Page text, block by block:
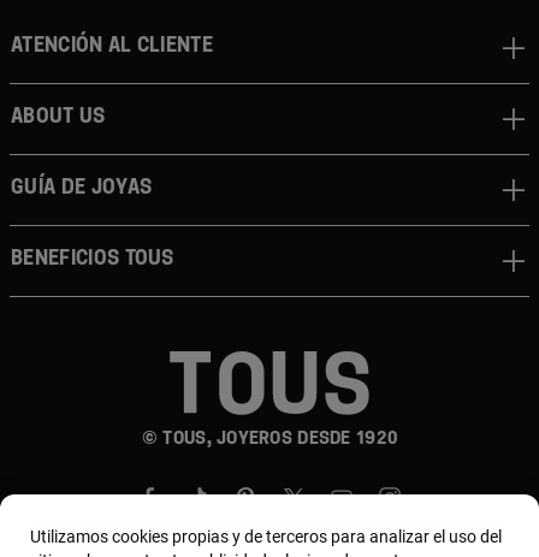
© TOUS, JOYEROS DESDE 1920
Atención al cliente
About us
Guía de joyas
Beneficios TOUS
Utilizamos cookies propias y de terceros para analizar el uso del